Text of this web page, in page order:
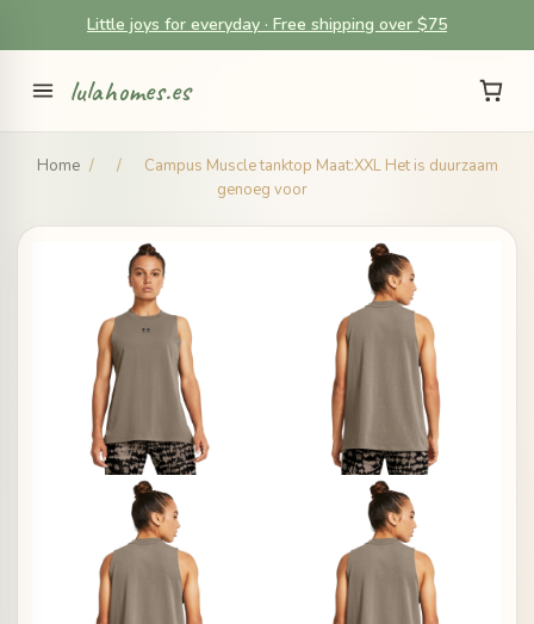
Little joys for everyday · Free shipping over $75
lulahomes.es
Home / /
Campus Muscle tanktop Maat:XXL Het is duurzaam
genoeg voor